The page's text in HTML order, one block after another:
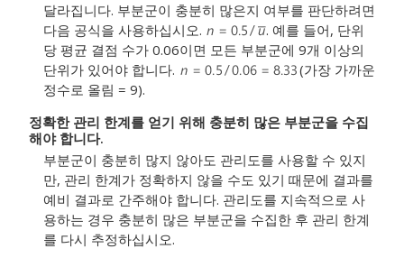
달라집니다. 부분군이 충분히 많은지 여부를 판단하려면
다음 공식을 사용하십시오.
. 예를 들어, 단위
당 평균 결점 수가 0.06이면 모든 부분군에 9개 이상의
단위가 있어야 합니다.
(가장 가까운
정수로 올림 = 9).
정확한 관리 한계를 얻기 위해 충분히 많은 부분군을 수집
해야 합니다.
부분군이 충분히 많지 않아도 관리도를 사용할 수 있지
만, 관리 한계가 정확하지 않을 수도 있기 때문에 결과를
예비 결과로 간주해야 합니다. 관리도를 지속적으로 사
용하는 경우 충분히 많은 부분군을 수집한 후 관리 한계
를 다시 추정하십시오.